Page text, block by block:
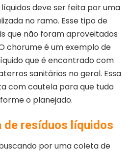
deve ser feita por uma
no ramo. Esse tipo de
que não foram aproveitados
chorume é um exemplo de
que é encontrado com
sanitários no geral. Essa
com cautela para que tudo
o planejado.
de resíduos líquidos
por uma coleta de